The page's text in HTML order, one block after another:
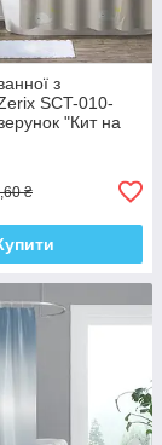
з
SCT-010-
"Кит на
(ZX4983)
₴